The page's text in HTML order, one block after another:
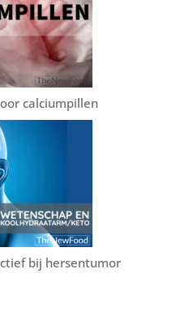
calciumpillen
bij hersentumor